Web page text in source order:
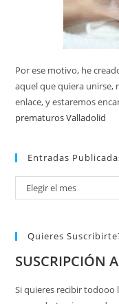
Por ese motivo, he
aquel que quiera unirse,
enlace, y estaremos
prematuros Valladolid
Entradas
Elegir el mes
Quieres
SUSCRIPCIÓN
Si quieres recibir todooo